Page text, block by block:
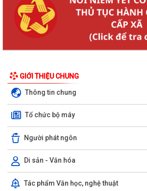
GIỚI THIỆU CHUNG
Thông tin chung
Tổ chức bộ máy
Người phát ngôn
Di sản - Văn hóa
Tác phẩm Văn học, nghệ thuật
KHAI MẠC GIẢI BÓNG ĐÁ U10 XÃ TRƯỜNG TÂN